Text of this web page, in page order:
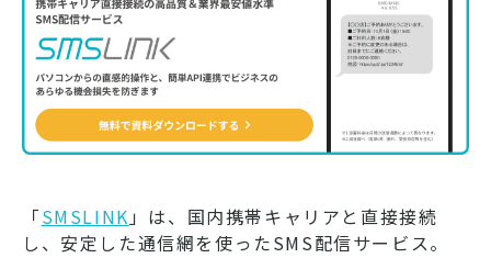
「SMSLINK 」は、国内携帯キャリアと直接接続
し、安定した通信網を使ったSMS配信サービス。